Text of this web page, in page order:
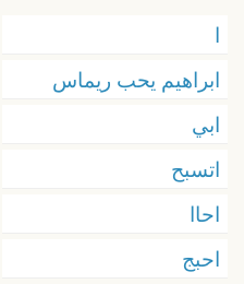
ا
ابراهيم يحب ريماس
ابي
اتسبح
احاا
احبج